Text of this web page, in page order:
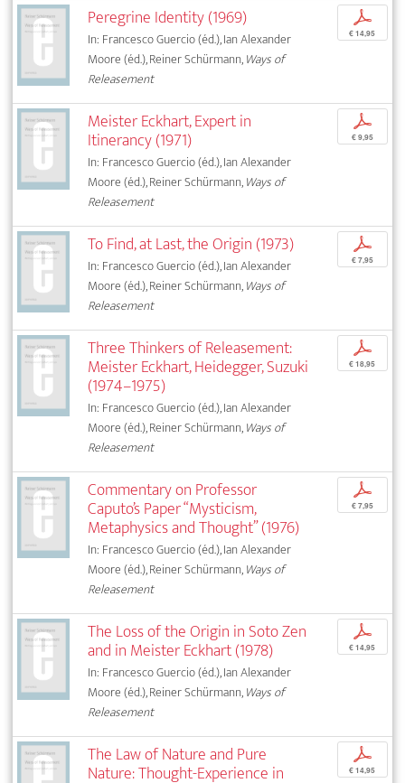
Peregrine Identity (1969)
In: Francesco Guercio (éd.), Ian Alexander
Moore (éd.), Reiner Schürmann,Ways of
Releasement
p
€ 14,95
Meister Eckhart, Expert in
Itinerancy (1971)
In: Francesco Guercio (éd.), Ian Alexander
Moore (éd.), Reiner Schürmann,Ways of
Releasement
p
€ 9,95
To Find, at Last, the Origin (1973)
In: Francesco Guercio (éd.), Ian Alexander
Moore (éd.), Reiner Schürmann,Ways of
Releasement
p
€ 7,95
Three Thinkers of Releasement:
Meister Eckhart, Heidegger, Suzuki
(1974–1975)
In: Francesco Guercio (éd.), Ian Alexander
Moore (éd.), Reiner Schürmann,Ways of
Releasement
p
€ 18,95
Commentary on Professor
Caputo’s Paper “Mysticism,
Metaphysics and Thought” (1976)
In: Francesco Guercio (éd.), Ian Alexander
Moore (éd.), Reiner Schürmann,Ways of
Releasement
p
€ 7,95
The Loss of the Origin in Soto Zen
and in Meister Eckhart (1978)
In: Francesco Guercio (éd.), Ian Alexander
Moore (éd.), Reiner Schürmann,Ways of
Releasement
p
€ 14,95
The Law of Nature and Pure
Nature: Thought-Experience in
p
€ 14,95